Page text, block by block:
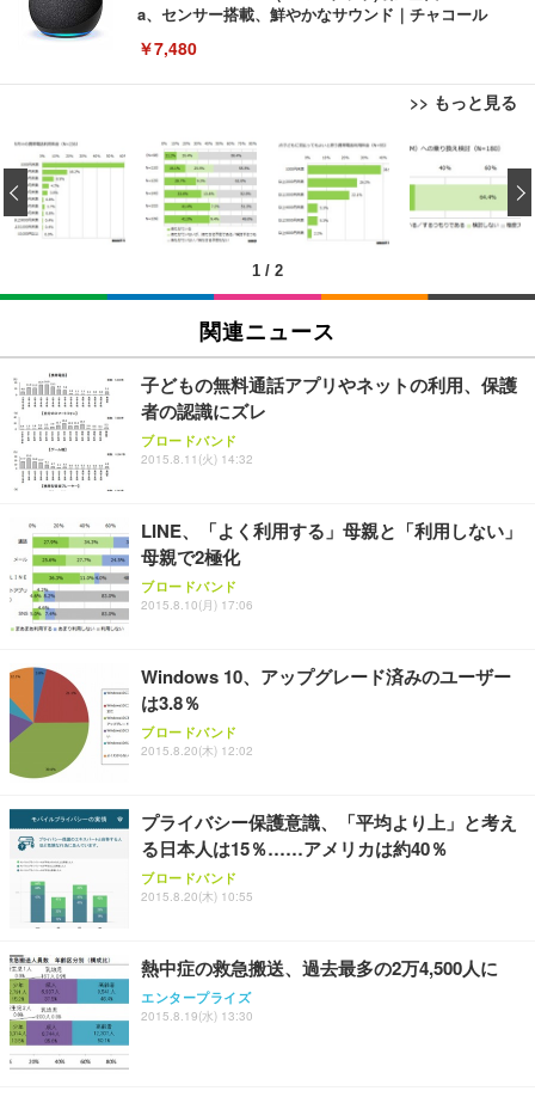
a、センサー搭載、鮮やかなサウンド｜チャコール
￥7,480
>> もっと見る
[EdoErgo] オフィスチェア 椅子 テレワーク 疲れな
い 跳ね上げ式アームレスト コンパクト 約105度ロッ
キング pc 事務椅子 360度回転 座面昇降 強化ナイロ
ン樹脂ベース 通気性メッシュ 在宅ワーク H-WY01
(黒網+黒枠+黒足)
￥5,699
SIHOO B100 オフィスチェア／デスクチェア メッシ
ュチェア 人間工学 疲れない ブラック
￥27,999
Sezlife オフィスチェア デスクチェア 疲れない テレ
ワーク チェア 強化バックレスト 30度ロッキング機
能 人間工学 椅子 腰サポート 90度跳ね上げ式アーム
務用 おしゃれ パソコンチェア (ブラック)
Sezlife オフィスチェア デスクチェア 疲れない テレ
ワーク チェア 強化バックレスト 30度ロッキング機
能 人間工学 椅子 腰サポート 90度跳ね上げ式アーム
務用 おしゃれ パソコンチェア (ホワイト)
ANDWINT オフィスチェア デスクチェア 肘なし メ
ッシュ 通気性 ランバーサポート付き 腰サポート ガ
ス圧無段階昇降 360度回転 キャスター付き コンパク
EIZO ビジネス向けプレミアムモニター | FlexScan
EV3240X-WT | 31.5型4K UHD・USB Type-C・ホワ
イト
￥105,595
EIZO ビジネス向けプレミアムモニター | FlexScan
￥109,572
【純正品】27"ゲーミングモニター DualSense 充電
フック付き（CFI-ZDM1J）
【整備済み品】Dell E2724HS 27インチ 液晶モニタ
ー フルHD（1920×1080）VA 非光沢 HDMI/DisplayP
ort/VGA スピーカー内蔵 高さ調整 スイベル VESA対
【MiniLED/24.5inch/280Hz/FHD】GRAPHT THE S
HOOTER Gaming Monitor 24” Essential ゲーミン
グモニター QD 24.5インチ 1ms FHD 量子ドット 残
Amazonベーシック ペットシーツ 薄型 レギュラー 1
回使い捨て 無香料 ホワイト 300枚
￥3,373
Amazonベーシック ペットシーツ 厚型 ワイド 42枚
x2袋(84枚) ホワイト(吸収面:ライトブルー)
￥3,234
ネオ・ルーライフ ネオ・オムツ L 中型犬用 26枚入
り 単品
Smart Basic(スマートベーシック) 【Amazon.co.jp
限定】 Smart Basic アイリスオーヤマ ペットシーツ
超厚型 お徳用 ワイド 100枚入 (x 1) (ケース販売)
アイリスオーヤマ ペットシーツ 超厚型 お徳用 レギ
ュラー 200枚入【Amazon.co.jp限定】
1 / 2
‹
関連ニュース
子どもの無料通話アプリやネットの利用、保護
者の認識にズレ
ブロードバンド
2015.8.11(火) 14:32
LINE、「よく利用する」母親と「利用しない」
母親で2極化
ブロードバンド
2015.8.10(月) 17:06
Windows 10、アップグレード済みのユーザー
は3.8％
ブロードバンド
2015.8.20(木) 12:02
プライバシー保護意識、「平均より上」と考え
る日本人は15％……アメリカは約40％
ブロードバンド
2015.8.20(木) 10:55
熱中症の救急搬送、過去最多の2万4,500人に
エンタープライズ
2015.8.19(水) 13:30